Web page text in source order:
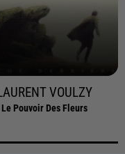
VOULZY
Le Pouvoir Des Fleurs